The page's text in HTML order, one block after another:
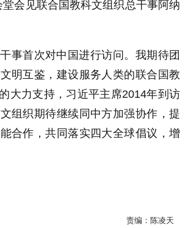
会见联合国教科文组织总干事阿纳
事首次对中国进行访问。我期待团
明互鉴，建设服务人类的联合国教
大力支持，习近平主席2014年到访
组织期待继续同中方加强协作，提
合作，共同落实四大全球倡议，增
责编：陈凌天